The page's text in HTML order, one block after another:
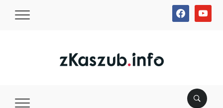
facebookyoutube